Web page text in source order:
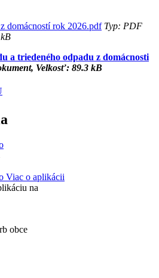
domácností rok 2026.pdfTyp: PDF
a triedeného odpadu z domácnosti
Velkosť: 89.3 kB
Viac o aplikácii
na